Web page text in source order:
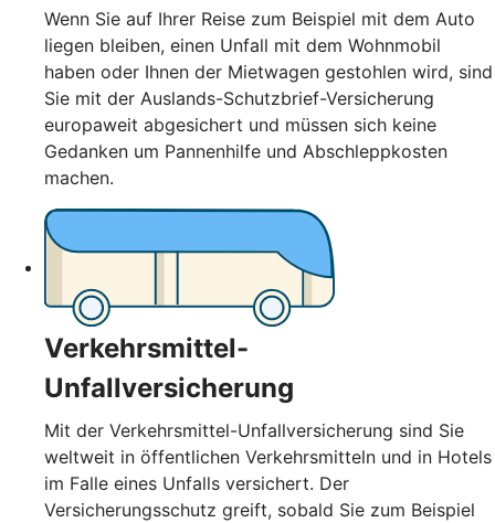
Wenn Sie auf Ihrer Reise zum Beispiel mit dem Auto
liegen bleiben, einen Unfall mit dem Wohnmobil
haben oder Ihnen der Mietwagen gestohlen wird, sind
Sie mit der Auslands-Schutzbrief-Versicherung
europaweit abgesichert und müssen sich keine
Gedanken um Pannenhilfe und Abschleppkosten
machen.
Verkehrsmittel-
Unfallversicherung
Mit der Verkehrsmittel-Unfallversicherung sind Sie
weltweit in öffentlichen Verkehrsmitteln und in Hotels
im Falle eines Unfalls versichert. Der
Versicherungsschutz greift, sobald Sie zum Beispiel